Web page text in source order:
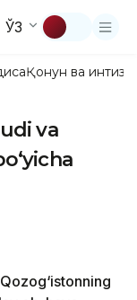
ЎЗ
Қонун ва
va